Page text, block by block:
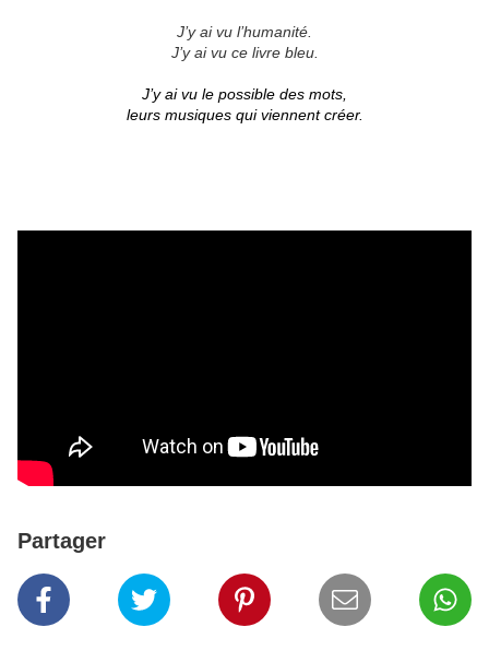
J’y ai vu l’humanité.
J’y ai vu ce livre bleu.
J’y ai vu le possible des mots,
leurs musiquesqui viennent créer.
Partager